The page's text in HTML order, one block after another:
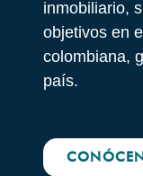
inmobiliario,
objetivos en
colombiana,
país.